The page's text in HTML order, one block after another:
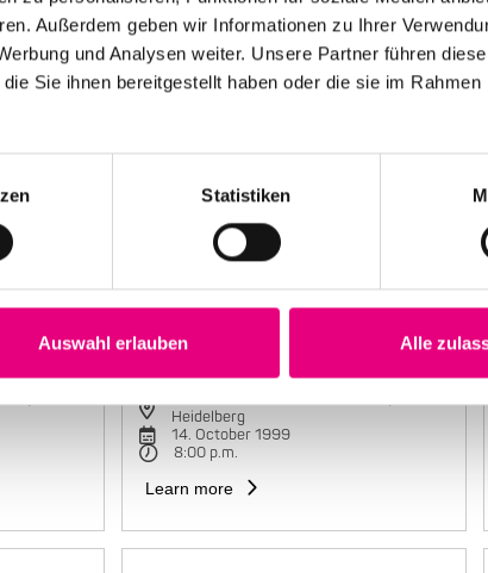
Außerdem geben wir Informationen zu Ihrer
und Analysen weiter. Unsere Partner führen
Sie ihnen bereitgestellt haben oder die sie im Rahmen
Statistiken
Auswahl erlauben Alle
Maria João Trio
Heidelberg
14. October 1999
8:00 p.m.
Learn more